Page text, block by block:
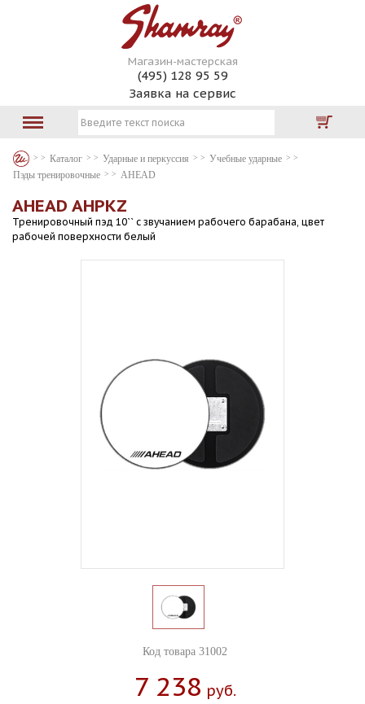
Магазин-мастерская
(495) 128 95 59
Заявка на сервис
Каталог Ударные и перкуссия
Учебные ударные
Пэды тренировочные
AHEAD
AHEAD AHPKZ
Тренировочный пэд 10`` с звучанием рабочего барабана, цвет
рабочей поверхности белый
Код товара 31002
7 238 Руб.